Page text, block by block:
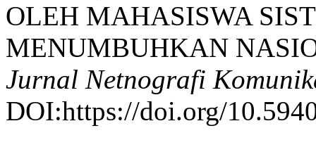
OLEH MAHASISWA
MENUMBUHKAN
Jurnal Netnografi
DOI:https://doi.org/